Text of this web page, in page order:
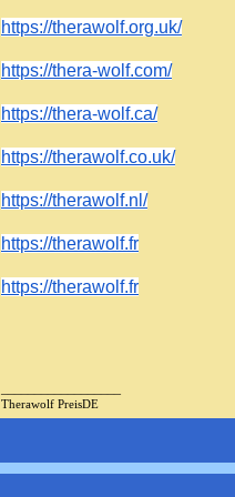
https://therawolf.org.uk/
https://thera-wolf.com/
https://thera-wolf.ca/
https://therawolf.co.uk/
https://therawolf.nl/
https://therawolf.fr
https://therawolf.fr
Therawolf PreisDE